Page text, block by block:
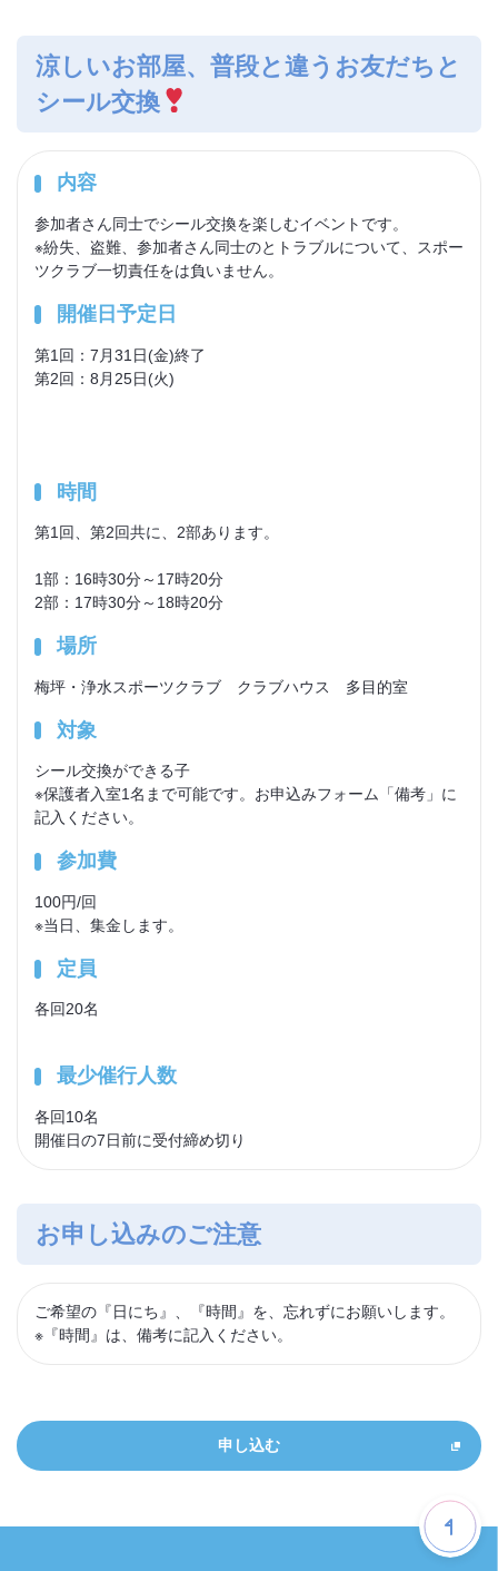
涼しいお部屋、普段と違うお友だちと
シール交換
内容
参加者さん同士でシール交換を楽しむイベントです。
※紛失、盗難、参加者さん同士のとトラブルについて、スポー
ツクラブ一切責任をは負いません。
開催日予定日
第1回：7月31日(金)終了
第2回：8月25日(火)
時間
第1回、第2回共に、2部あります。
1部：16時30分～17時20分
2部：17時30分～18時20分
場所
梅坪・浄水スポーツクラブ クラブハウス 多目的室
対象
シール交換ができる子
※保護者入室1名まで可能です。お申込みフォーム「備考」に
記入ください。
参加費
100円/回
※当日、集金します。
定員
各回20名
最少催行人数
各回10名
開催日の7日前に受付締め切り
お申し込みのご注意
ご希望の『日にち』、『時間』を、忘れずにお願いします。
※『時間』は、備考に記入ください。
申し込む